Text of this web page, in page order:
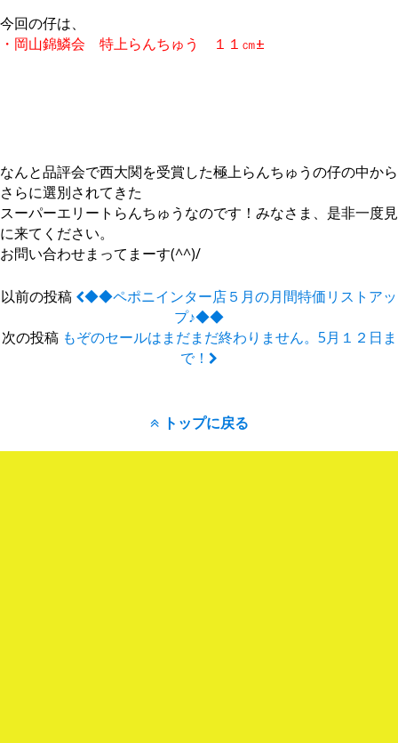
今回の仔は、
・岡山錦鱗会 特上らんちゅう １１㎝±
なんと品評会で西大関を受賞した極上らんちゅうの仔の中から
さらに選別されてきた
スーパーエリートらんちゅうなのです！みなさま、是非一度見
に来てください。
お問い合わせまってまーす(^^)/
以前の投稿
◆◆ペポニインター店５月の月間特価リストアッ
プ♪◆◆
次の投稿 もぞのセールはまだまだ終わりません。5月１２日ま
で！
トップに戻る